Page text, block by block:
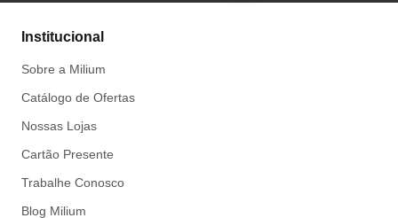
Institucional
Sobre a Milium
Catálogo de Ofertas
Nossas Lojas
Cartão Presente
Trabalhe Conosco
Blog Milium